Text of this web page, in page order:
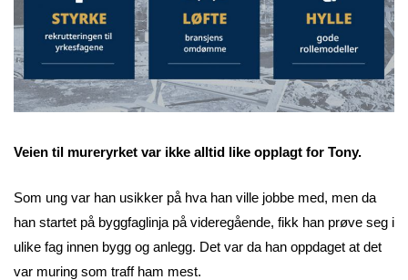
Veien til mureryrket var ikke alltid like opplagt for Tony.
Som ung var han usikker på hva han ville jobbe med, men da
han startet på byggfaglinja på videregående, fikk han prøve seg i
ulike fag innen bygg og anlegg. Det var da han oppdaget at det
var muring som traff ham mest.